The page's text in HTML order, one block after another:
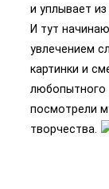
и уплывает
И тут
увлечением
картинки и
любопытного
посмотрели
творчества.